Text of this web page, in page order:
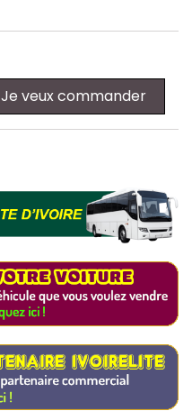
Je veux commander